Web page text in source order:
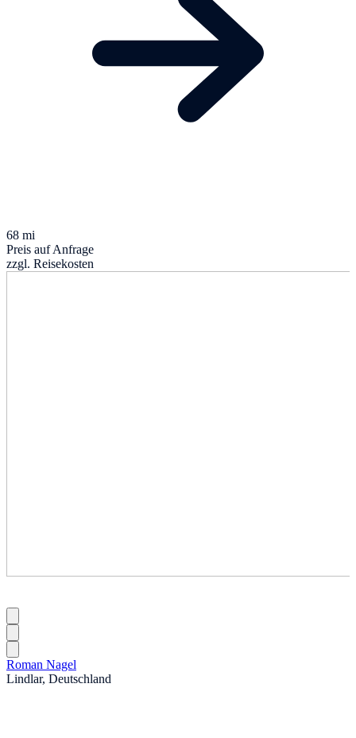
68 mi
Preis auf Anfrage
zzgl. Reisekosten
Roman Nagel
Lindlar, Deutschland